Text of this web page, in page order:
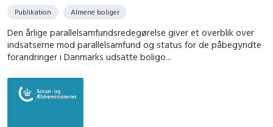
Publikation Almene boliger
Den årlige parallelsamfundsredegørelse giver et overblik over
indsatserne mod parallelsamfund og status for de påbegyndte
forandringer i Danmarks udsatte boligo...